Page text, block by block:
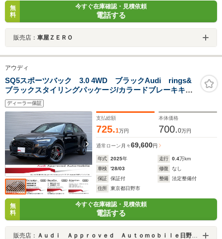
無
料
今すぐ在庫確認・見積依頼
電話する
販売店： 車屋ＺＥＲＯ
アウディ
SQ5スポーツバック 3.0 4WD ブラックAudi rings&
ブラックスタイリングパッケージ/カラードブレーキキャ
リパーレッド/360°カメラ/マトリクスLEDヘッドライト/ハ
ーフレザーシート/アダプティブクルーズコントロール
ディーラー保証
支払総額
725.1万円
本体価格
700.0万円
通常ローン 月々69,600円
年式 2025年 走行 0.4万km
車検
'28/03 修復
なし
保証
保証付 整備
法定整備付
住所
東京都日野市
無
料
今すぐ在庫確認・見積依頼
電話する
販売店： Ａｕｄｉ Ａｐｐｒｏｖｅｄ Ａｕｔｏｍｏｂｉｌｅ日野バイパス（株）ビジョナリング ビジョナグループ